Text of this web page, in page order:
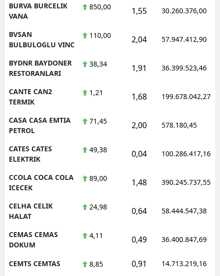
BURVA BURCELIK
VANA
850,00 1,55 30.260.376,00
BVSAN
BULBULOGLU VINC
110,00 2,04 57.947.412,90
BYDNR BAYDONER
RESTORANLARI
38,34 1,91 36.399.523,46
CANTE CAN2
TERMIK
1,21 1,68 199.678.042,27
CASA CASA EMTIA
PETROL
71,45 2,00 578.180,45
CATES CATES
ELEKTRIK
49,38 0,04 100.286.417,16
CCOLA COCA COLA
ICECEK
89,00 1,48 390.245.737,55
CELHA CELIK
HALAT
24,98 0,64 58.444.547,38
CEMAS CEMAS
DOKUM
4,11 0,49 36.400.847,69
CEMTS CEMTAS 8,85 0,91 14.713.219,16